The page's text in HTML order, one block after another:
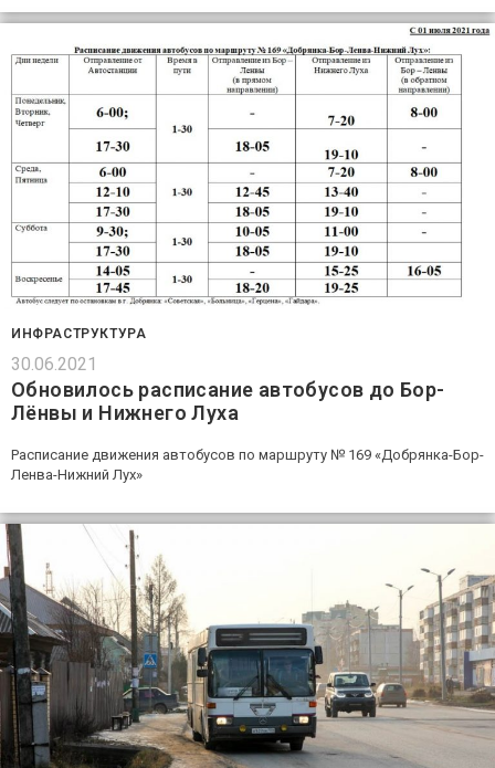
ИНФРАСТРУКТУРА
30.06.2021
Обновилось расписание автобусов до Бор-
Лёнвы и Нижнего Луха
Расписание движения автобусов по маршруту № 169 «Добрянка-Бор-
Ленва-Нижний Лух»